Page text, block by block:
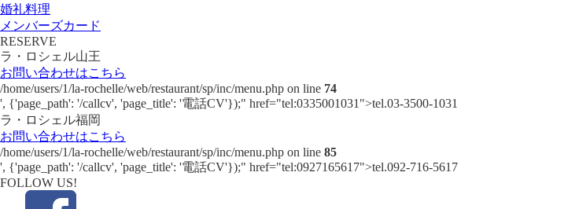
婚礼料理
メンバーズカード
RESERVE
ラ・ロシェル山王
お問い合わせはこちら
/home/users/1/la-rochelle/web/restaurant/sp/inc/menu.php on line 74
', {'page_path': '/callcv', 'page_title': '電話CV'});" href="tel:0335001031">tel.03-3500-1031
ラ・ロシェル福岡
お問い合わせはこちら
/home/users/1/la-rochelle/web/restaurant/sp/inc/menu.php on line 85
', {'page_path': '/callcv', 'page_title': '電話CV'});" href="tel:0927165617">tel.092-716-5617
FOLLOW US!